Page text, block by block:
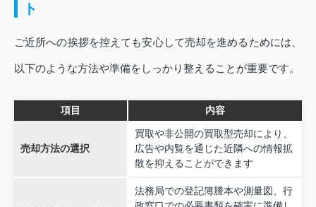
ト
ご近所への挨拶を控えても安心して売却を進めるためには、
以下のような方法や準備をしっかり整えることが重要です。
項目 内容
売却方法の選択
買取や非公開の買取型売却により、
広告や内覧を通じた近隣への情報拡
散を抑えることができます
法務局での登記簿謄本や測量図、行